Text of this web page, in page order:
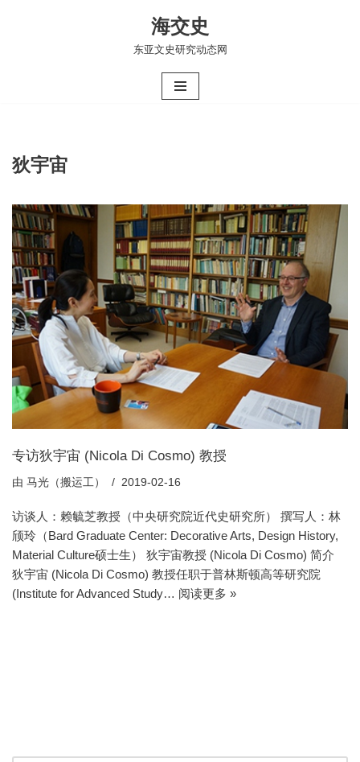
海交史
东亚文史研究动态网
狄宇宙
专访狄宇宙 (Nicola Di Cosmo) 教授
由 马光（搬运工） 2019-02-16
访谈人：赖毓芝教授（中央研究院近代史研究所） 撰写人：林
颀玲（Bard Graduate Center: Decorative Arts, Design History,
Material Culture硕士生） 狄宇宙教授 (Nicola Di Cosmo) 简介
狄宇宙 (Nicola Di Cosmo) 教授任职于普林斯顿高等研究院
(Institute for Advanced Study… 阅读更多 »